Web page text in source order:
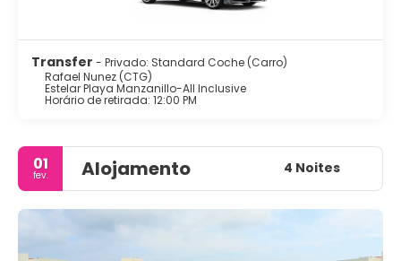
Transfer - Privado: Standard Coche (Carro)
Rafael Nunez (CTG)
Estelar Playa Manzanillo-All Inclusive
Horário de retirada: 12:00 PM
01
fev. Alojamento 4 Noites